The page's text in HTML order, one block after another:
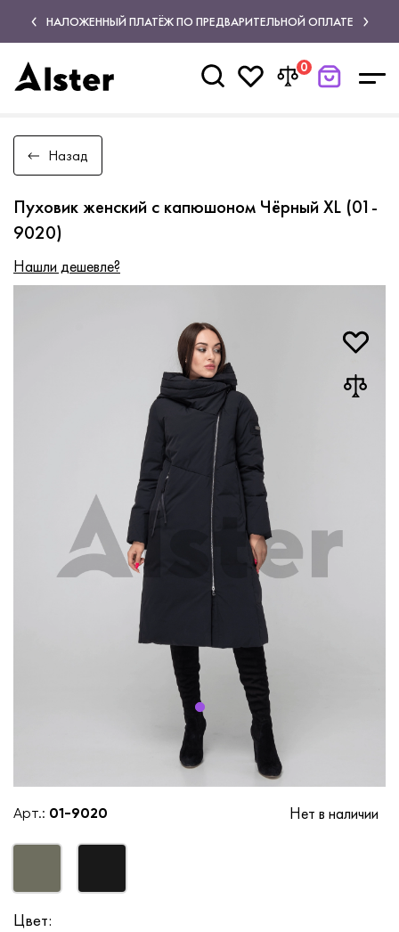
НАЛОЖЕННЫЙ ПЛАТЁЖ ПО ПРЕДВАРИТЕЛЬНОЙ ОПЛАТЕ
0
Назад
Пуховик женский с капюшоном Чёрный XL (01-
9020)
Нашли дешевле?
Арт.: 01-9020 Нет в наличии
Цвет: